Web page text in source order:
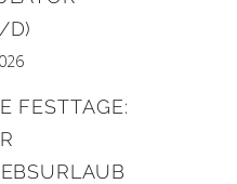
D)
FESTTAGE: